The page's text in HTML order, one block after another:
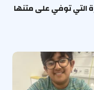
التي توفي على متنها